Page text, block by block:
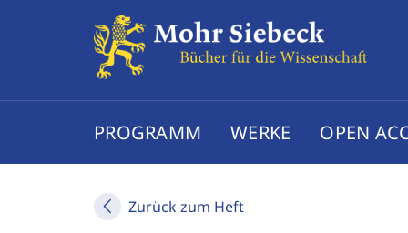
PROGRAMM WERKE OPEN
Zurück zum Heft